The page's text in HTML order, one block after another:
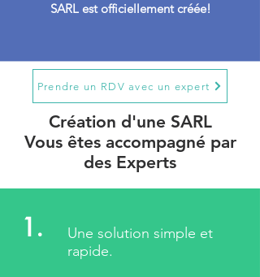
SARL est officiellement créée!
Prendre un RDV avec un expert
Création d'une SARL
Vous êtes accompagné par
des Experts
1.
Une solution simple et
rapide.